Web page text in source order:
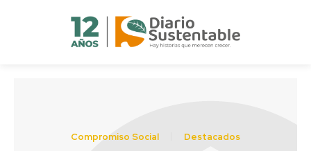
Compromiso Social Destacados